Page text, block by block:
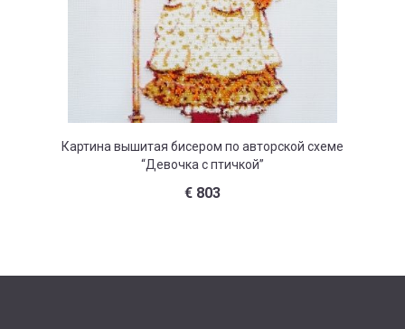
Картина вышитая бисером по авторской схеме
“Девочка с птичкой”
€ 803